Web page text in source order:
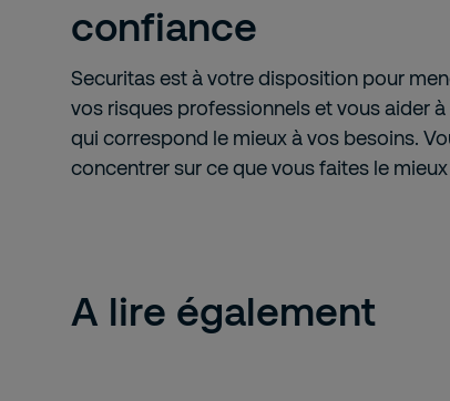
confiance
Securitas est à votre disposition pour
vos risques professionnels et vous aider
qui correspond le mieux à vos besoins.
concentrer sur ce que vous faites le
A lire également